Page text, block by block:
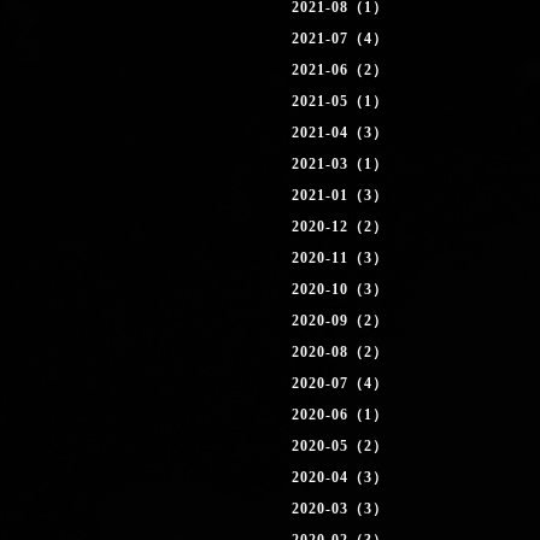
2021-08（1）
2021-07（4）
2021-06（2）
2021-05（1）
2021-04（3）
2021-03（1）
2021-01（3）
2020-12（2）
2020-11（3）
2020-10（3）
2020-09（2）
2020-08（2）
2020-07（4）
2020-06（1）
2020-05（2）
2020-04（3）
2020-03（3）